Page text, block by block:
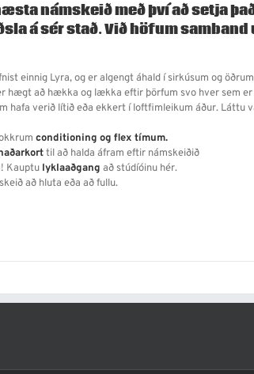
námskeið með því að setja
á sér stað.Við höfum samband
einnig Lyra, og er algengt áhald í sirkúsum og
hægt að hækka og lækka eftir þörfum svo hver sem
hafa verið lítið eða ekkert í loftfimleikum áður. Láttu
conditioning og flex tímum.
til að halda áfram eftir námskeiðið
Kauptu lyklaaðgang að stúdíóinu hér.
að hluta eða að fullu.